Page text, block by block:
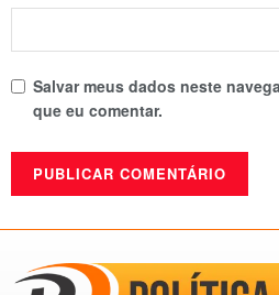
Salvar meus dados neste
que eu comentar.